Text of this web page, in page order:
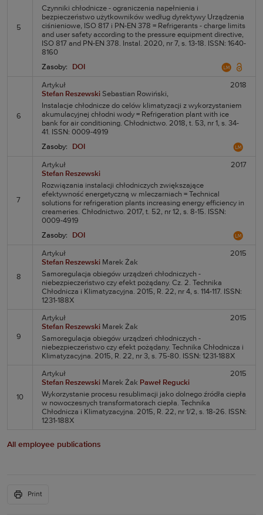
5
Czynniki chłodnicze - ograniczenia napełnienia i
bezpieczeństwo użytkowników według dyrektywy Urządzenia
ciśnieniowe, ISO 817 i PN-EN 378 = Refrigerants - charge limits
and user safety according to the pressure equipment directive,
ISO 817 and PN-EN 378. Instal. 2020, nr 7, s. 13-18. ISSN: 1640-
8160
Zasoby:
DOI
6
Artykuł
2018
Stefan Reszewski Sebastian Rowiński,
Instalacje chłodnicze do celów klimatyzacji z wykorzystaniem
akumulacyjnej chłodni wody = Refrigeration plant with ice
bank for air conditioning. Chłodnictwo. 2018, t. 53, nr 1, s. 34-
41. ISSN: 0009-4919
Zasoby:
DOI
7
Artykuł
2017
Stefan Reszewski
Rozwiązania instalacji chłodniczych zwiększające
efektywność energetyczną w mleczarniach = Technical
solutions for refrigeration plants increasing energy efficiency in
creameries. Chłodnictwo. 2017, t. 52, nr 12, s. 8-15. ISSN:
0009-4919
Zasoby:
DOI
8
Artykuł
2015
Stefan Reszewski Marek Żak
Samoregulacja obiegów urządzeń chłodniczych -
niebezpieczeństwo czy efekt pożądany. Cz. 2. Technika
Chłodnicza i Klimatyzacyjna. 2015, R. 22, nr 4, s. 114-117. ISSN:
1231-188X
9
Artykuł
2015
Stefan Reszewski Marek Żak
Samoregulacja obiegów urządzeń chłodniczych -
niebezpieczeństwo czy efekt pożądany. Technika Chłodnicza i
Klimatyzacyjna. 2015, R. 22, nr 3, s. 75-80. ISSN: 1231-188X
10
Artykuł
2015
Stefan Reszewski Marek Żak Paweł Regucki
Wykorzystanie procesu resublimacji jako dolnego źródła ciepła
w nowoczesnych transformatorach ciepła. Technika
Chłodnicza i Klimatyzacyjna. 2015, R. 22, nr 1/2, s. 18-26. ISSN:
1231-188X
All employee publications
Print